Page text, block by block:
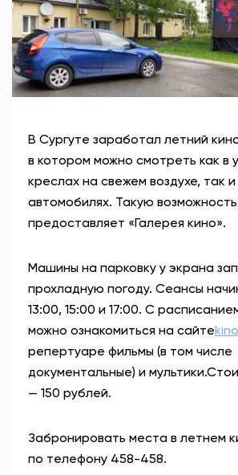
НОВОСТИ
ОФИЦИАЛЬНО
Вход / Регистрация
В Сургуте заработал летний
в котором можно смотреть как в
креслах на свежем воздухе, так и
автомобилях. Такую
предоставляет «Галерея кино».
Машины на парковку у экрана
прохладную погоду. Сеансы
13:00, 15:00 и 17:00. С
можно ознакомиться на сайте
репертуаре фильмы (в том числе
документальные) и мультики.
— 150 рублей.
Забронировать места в летнем
по телефону 458-458.